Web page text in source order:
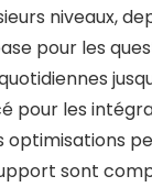
niveaux,
pour les
pour les
sont